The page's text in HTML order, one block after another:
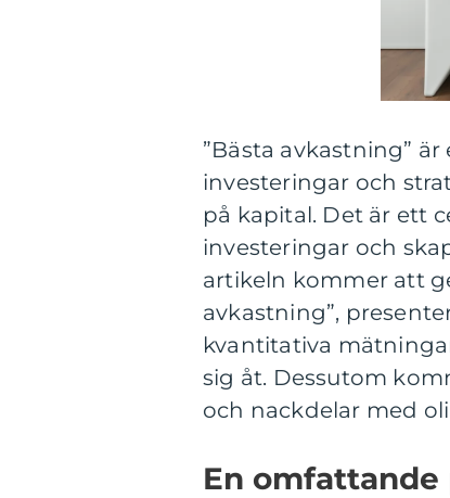
”Bästa avkastning”
investeringar och
på kapital. Det är ett
investeringar och
artikeln kommer att
avkastning”,
kvantitativa
sig åt. Dessutom
och nackdelar med
En omfattande